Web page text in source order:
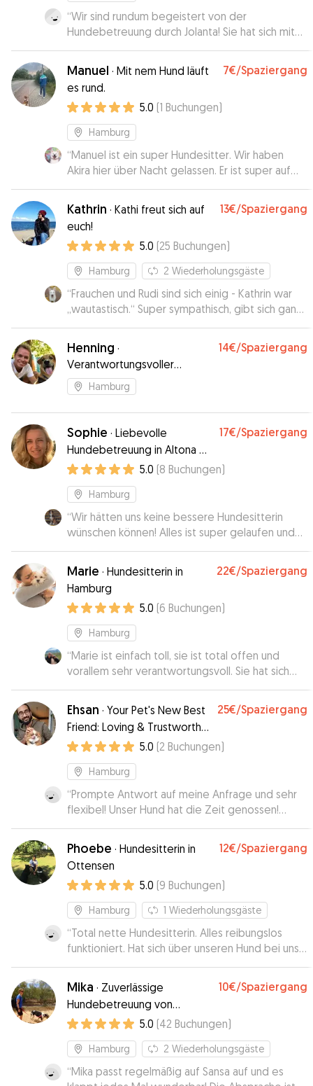
“Wir sind rundum begeistert von der
Hundebetreuung durch Jolanta! Sie hat sich mit
unglaublich viel Herz und Engagement um unsere
Hündin gekümmert. Schon beim ersten Kontakt
war spürbar, wie aufmerksam und gewissenhaft
sie ist – sie hat viele wichtige Fragen gestellt
und sich intensiv mit den Bedürfnissen unseres
Hundes auseinandergesetzt. Während unserer
Abwesenheit hat Jolanta uns regelmäßig
Updates geschickt und uns mit einer Vielzahl von
Fotos und Videos versorgt. Das hat uns nicht nur
sehr gefreut, sondern uns auch das gute Gefühl
gegeben, dass unsere Hündin in den besten
Händen ist. Wir sind Jolanta sehr dankbar für ihre
tolle Arbeit und würden sie jederzeit wieder
buchen. Eine bessere Betreuung können wir uns
nicht vorstellen!”
Manuel · Mit nem Hund läuft
es rund.
7€/Spaziergang
5.0 (1 Buchungen)
Hamburg
“Manuel ist ein super Hundesitter. Wir haben
Akira hier über Nacht gelassen. Er ist super auf
Akira eingegangen”
Kathrin · Kathi freut sich auf
euch!
13€/Spaziergang
5.0 (25 Buchungen)
Hamburg 2 Wiederholungsgäste
“Frauchen und Rudi sind sich einig - Kathrin war
„wautastisch.“ Super sympathisch, gibt sich ganz
viel Mühe und lässt sich auf Hund und Frauchen
ein. Rudi hat nur Positives berichtet 😁
Henning ·
Verantwortungsvoller
Hundesitter in Eimsbüttel
14€/Spaziergang
Hamburg
Sophie · Liebevolle
Hundebetreuung in Altona 🫶
🏽
17€/Spaziergang
5.0 (8 Buchungen)
Hamburg
“Wir hätten uns keine bessere Hundesitterin
wünschen können! Alles ist super gelaufen und
Filù (eigentlich sehr schüchtern) hat sich von
Anfang an sehr wohl gefühlt! Gerne wieder! :)
Marie · Hundesitterin in
Hamburg
22€/Spaziergang
5.0 (6 Buchungen)
Hamburg
“Marie ist einfach toll, sie ist total offen und
vorallem sehr verantwortungsvoll. Sie hat sich
sehr um unseren Jimi gekümmert, war sehr
flexibel und verantwortungsvoll. Jimi war sehr
glücklich bei ihr! Gerne jederzeit wieder!!!”
Ehsan · Your Pet's New Best
Friend: Loving & Trustworthy
Sitter
25€/Spaziergang
5.0 (2 Buchungen)
Hamburg
“Prompte Antwort auf meine Anfrage und sehr
flexibel! Unser Hund hat die Zeit genossen!
Kommen gerne wieder 😁”
Phoebe · Hundesitterin in
Ottensen
12€/Spaziergang
5.0 (9 Buchungen)
Hamburg 1 Wiederholungsgäste
“Total nette Hundesitterin. Alles reibungslos
funktioniert. Hat sich über unseren Hund bei uns
erkundigt und ging auf individuelle Wünsche ein.
Sehr empfehlenswert!
Mika · Zuverlässige
Hundebetreuung von
erfahrener*m Hundesitter*in
10€/Spaziergang
5.0 (42 Buchungen)
Hamburg 2 Wiederholungsgäste
“Mika passt regelmäßig auf Sansa auf und es